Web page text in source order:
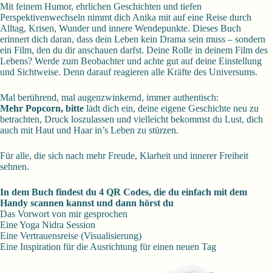
Mit feinem Humor, ehrlichen Geschichten und tiefen
Perspektivenwechseln nimmt dich Anika mit auf eine Reise durch
Alltag, Krisen, Wunder und innere Wendepunkte. Dieses Buch
erinnert dich daran, dass dein Leben kein Drama sein muss – sondern
ein Film, den du dir anschauen darfst. Deine Rolle in deinem Film des
Lebens? Werde zum Beobachter und achte gut auf deine Einstellung
und Sichtweise. Denn darauf reagieren alle Kräfte des Universums.
Mal berührend, mal augenzwinkernd, immer authentisch:
Mehr Popcorn, bitte lädt dich ein, deine eigene Geschichte neu zu
betrachten, Druck loszulassen und vielleicht bekommst du Lust, dich
auch mit Haut und Haar in’s Leben zu stürzen.
Für alle, die sich nach mehr Freude, Klarheit und innerer Freiheit
sehnen.
In dem Buch findest du 4 QR Codes, die du einfach mit dem
Handy scannen kannst und dann hörst du
Das Vorwort von mir gesprochen
Eine Yoga Nidra Session
Eine Vertrauensreise (Visualisierung)
Eine Inspiration für die Ausrichtung für einen neuen Tag